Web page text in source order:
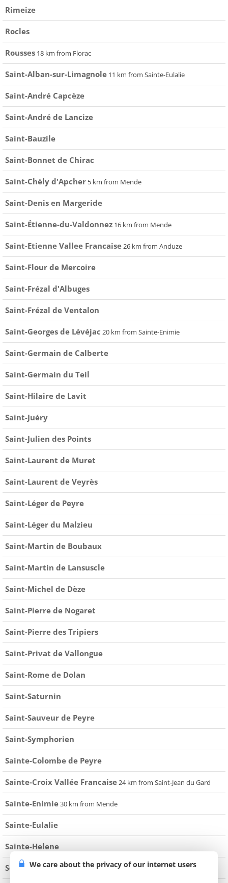
Rimeize
Rocles
Rousses 18 km from Florac
Saint-Alban-sur-Limagnole 11 km from Sainte-Eulalie
Saint-André Capcèze
Saint-André de Lancize
Saint-Bauzile
Saint-Bonnet de Chirac
Saint-Chély d'Apcher 5 km from Mende
Saint-Denis en Margeride
Saint-Étienne-du-Valdonnez 16 km from Mende
Saint-Etienne Vallee Francaise26 km from Anduze
Saint-Flour de Mercoire
Saint-Frézal d'Albuges
Saint-Frézal de Ventalon
Saint-Georges de Lévéjac 20 km from Sainte-Enimie
Saint-Germain de Calberte
Saint-Germain du Teil
Saint-Hilaire de Lavit
Saint-Juéry
Saint-Julien des Points
Saint-Laurent de Muret
Saint-Laurent de Veyrès
Saint-Léger de Peyre
Saint-Léger du Malzieu
Saint-Martin de Boubaux
Saint-Martin de Lansuscle
Saint-Michel de Dèze
Saint-Pierre de Nogaret
Saint-Pierre des Tripiers
Saint-Privat de Vallongue
Saint-Rome de Dolan
Saint-Saturnin
Saint-Sauveur de Peyre
Saint-Symphorien
Sainte-Colombe de Peyre
Sainte-Croix Vallée Francaise24 km from Saint-Jean du Gard
Sainte-Enimie30 km from Mende
Sainte-Eulalie
Sainte-Helene
ServeretteWe care about the privacy of our internet users